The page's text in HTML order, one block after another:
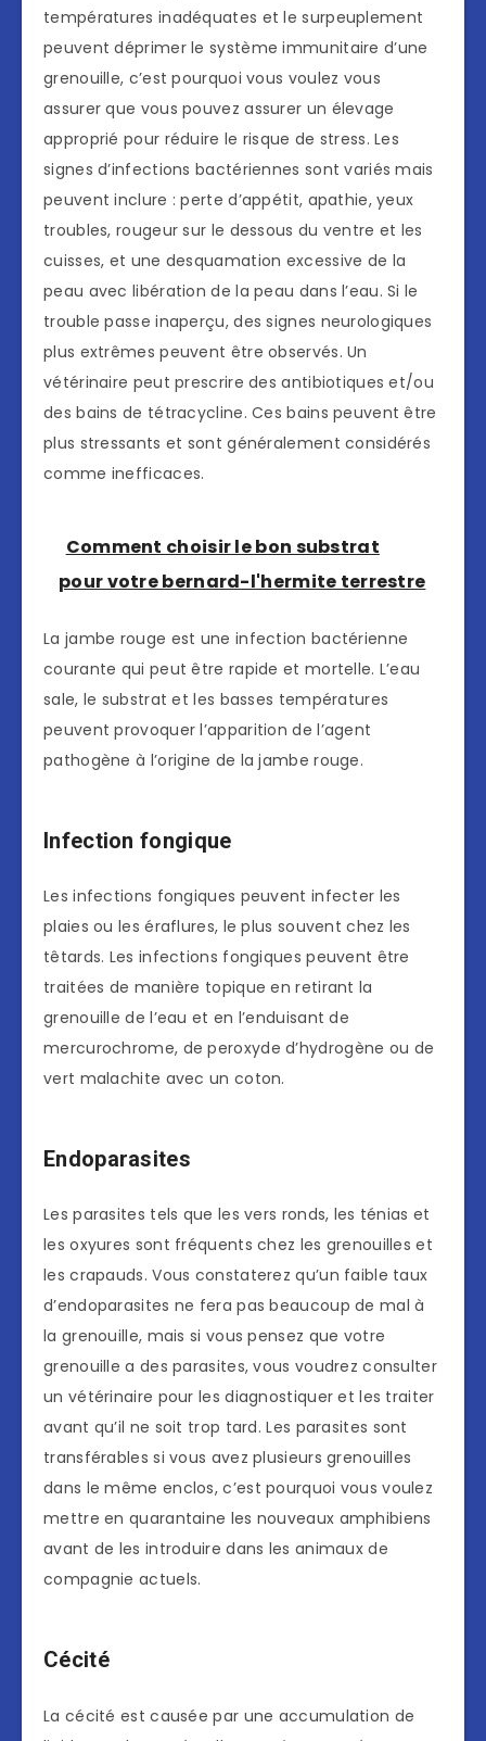
températures inadéquates et le surpeuplement
peuvent déprimer le système immunitaire d’une
grenouille, c’est pourquoi vous voulez vous
assurer que vous pouvez assurer un élevage
approprié pour réduire le risque de stress. Les
signes d’infections bactériennes sont variés mais
peuvent inclure : perte d’appétit, apathie, yeux
troubles, rougeur sur le dessous du ventre et les
cuisses, et une desquamation excessive de la
peau avec libération de la peau dans l’eau. Si le
trouble passe inaperçu, des signes neurologiques
plus extrêmes peuvent être observés. Un
vétérinaire peut prescrire des antibiotiques et/ou
des bains de tétracycline. Ces bains peuvent être
plus stressants et sont généralement considérés
comme inefficaces.
Comment choisir le bon substrat
pour votre bernard-l'hermite terrestre
La jambe rouge est une infection bactérienne
courante qui peut être rapide et mortelle. L’eau
sale, le substrat et les basses températures
peuvent provoquer l’apparition de l’agent
pathogène à l’origine de la jambe rouge.
Infection fongique
Les infections fongiques peuvent infecter les
plaies ou les éraflures, le plus souvent chez les
têtards. Les infections fongiques peuvent être
traitées de manière topique en retirant la
grenouille de l’eau et en l’enduisant de
mercurochrome, de peroxyde d’hydrogène ou de
vert malachite avec un coton.
Endoparasites
Les parasites tels que les vers ronds, les ténias et
les oxyures sont fréquents chez les grenouilles et
les crapauds. Vous constaterez qu’un faible taux
d’endoparasites ne fera pas beaucoup de mal à
la grenouille, mais si vous pensez que votre
grenouille a des parasites, vous voudrez consulter
un vétérinaire pour les diagnostiquer et les traiter
avant qu’il ne soit trop tard. Les parasites sont
transférables si vous avez plusieurs grenouilles
dans le même enclos, c’est pourquoi vous voulez
mettre en quarantaine les nouveaux amphibiens
avant de les introduire dans les animaux de
compagnie actuels.
Cécité
La cécité est causée par une accumulation de